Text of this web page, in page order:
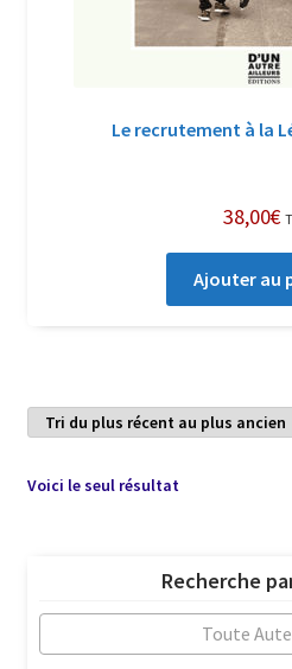
Le recrutement à la
38,00€
Ajouter au
Voici le seul résultat
Recherche
Toute